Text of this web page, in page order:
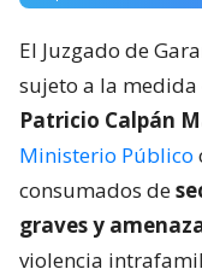
El Juzgado de
sujeto a la
Patricio Calpán
Ministerio Público
consumados de
graves y
violencia